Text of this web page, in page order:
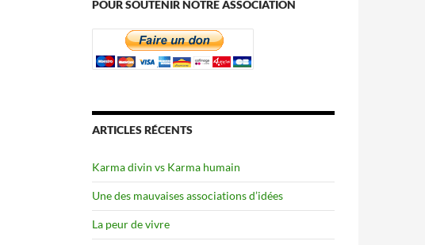
POUR SOUTENIR NOTRE ASSOCIATION
ARTICLES RÉCENTS
Karma divin vs Karma humain
Une des mauvaises associations d’idées
La peur de vivre